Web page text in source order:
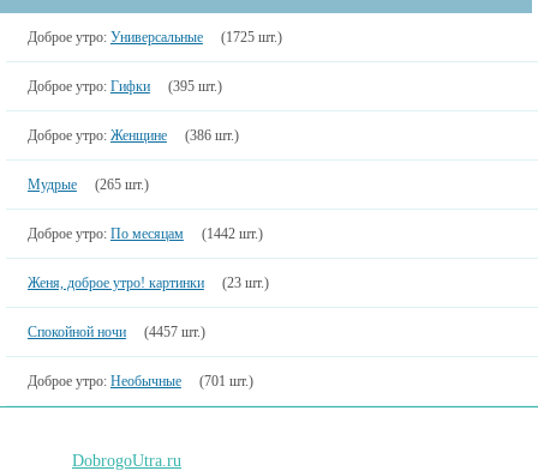
Доброе утро: Универсальные (1725 шт.)
Доброе утро: Гифки (395 шт.)
Доброе утро: Женщине (386 шт.)
Мудрые (265 шт.)
Доброе утро: По месяцам (1442 шт.)
Женя, доброе утро! картинки (23 шт.)
Спокойной ночи (4457 шт.)
Доброе утро: Необычные (701 шт.)
DobrogoUtra.ru